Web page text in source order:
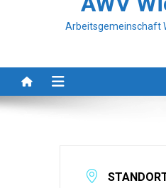
Arbeitsgemeinschaft